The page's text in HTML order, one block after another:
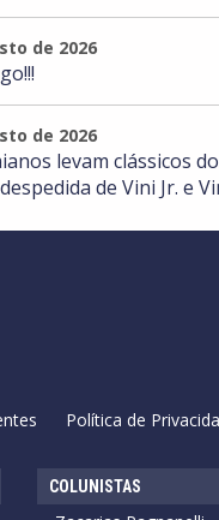
de 2026
de 2026
levam clássicos
de Vini Jr. e
Política de
COLUNISTAS